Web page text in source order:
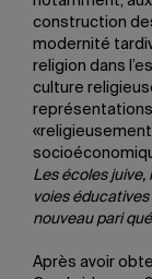
construction
modernité
religion dans
culture
représentations
Les écoles
voies éducatives
nouveau pari
Après avoir